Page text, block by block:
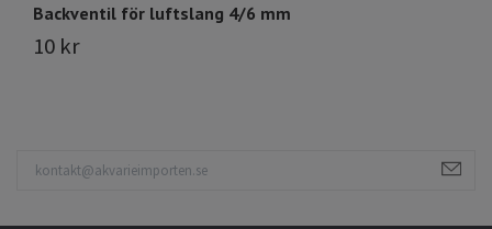
Backventil för luftslang 4/6 mm
10 kr